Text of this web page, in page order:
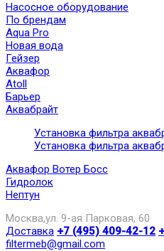
Насосное оборудование
По брендам
Aqua Pro
Новая вода
Гейзер
Аквафор
Atoll
Барьер
Аквабрайт
Установка фильтра
Установка фильтра
Аквафор Вотер Босс
Гидролок
Нептун
Москва,ул. 9-ая Парковая, 60
Доставка +7 (495) 409-42-12
filtermeb@gmail.com